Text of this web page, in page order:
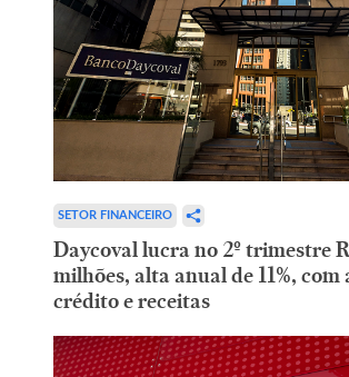
SETOR FINANCEIRO
Daycoval lucra no 2º trimestre
milhões, alta anual de 11%, com
crédito e receitas